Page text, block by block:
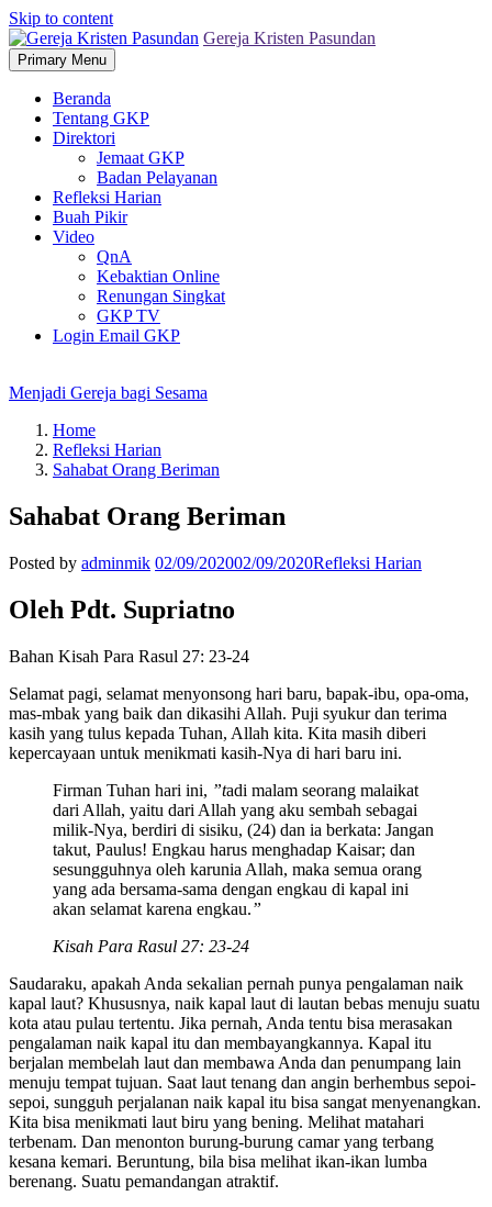
Skip to content
Gereja Kristen Pasundan
Primary Menu
Beranda
Tentang GKP
Direktori
Jemaat GKP
Badan Pelayanan
Refleksi Harian
Buah Pikir
Video
QnA
Kebaktian Online
Renungan Singkat
GKP TV
Login Email GKP
Menjadi Gereja bagi Sesama
Home
Refleksi Harian
Sahabat Orang Beriman
Sahabat Orang Beriman
Posted by adminmik 02/09/202002/09/2020Refleksi Harian
Oleh Pdt. Supriatno
Bahan Kisah Para Rasul 27: 23-24
Selamat pagi, selamat menyonsong hari baru, bapak-ibu, opa-oma,
mas-mbak yang baik dan dikasihi Allah. Puji syukur dan terima
kasih yang tulus kepada Tuhan, Allah kita. Kita masih diberi
kepercayaan untuk menikmati kasih-Nya di hari baru ini.
Firman Tuhan hari ini, ”tadi malam seorang malaikat
dari Allah, yaitu dari Allah yang aku sembah sebagai
milik-Nya, berdiri di sisiku, (24) dan ia berkata: Jangan
takut, Paulus! Engkau harus menghadap Kaisar; dan
sesungguhnya oleh karunia Allah, maka semua orang
yang ada bersama-sama dengan engkau di kapal ini
akan selamat karena engkau.”
Kisah Para Rasul 27: 23-24
Saudaraku, apakah Anda sekalian pernah punya pengalaman naik
kapal laut? Khususnya, naik kapal laut di lautan bebas menuju suatu
kota atau pulau tertentu. Jika pernah, Anda tentu bisa merasakan
pengalaman naik kapal itu dan membayangkannya. Kapal itu
berjalan membelah laut dan membawa Anda dan penumpang lain
menuju tempat tujuan. Saat laut tenang dan angin berhembus sepoi-
sepoi, sungguh perjalanan naik kapal itu bisa sangat menyenangkan.
Kita bisa menikmati laut biru yang bening. Melihat matahari
terbenam. Dan menonton burung-burung camar yang terbang
kesana kemari. Beruntung, bila bisa melihat ikan-ikan lumba
berenang. Suatu pemandangan atraktif.